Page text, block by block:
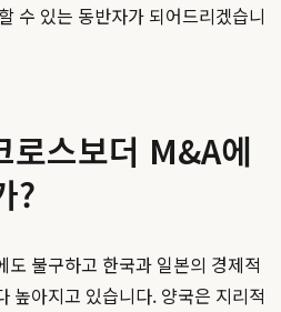
수 있는 동반자가 되어드리겠습니
로스보더 M&A에
?
불구하고 한국과 일본의 경제적
높아지고 있습니다. 양국은 지리적